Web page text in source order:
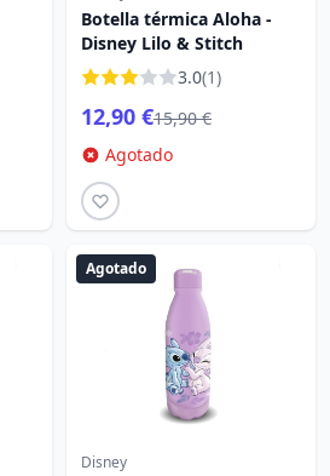
Botella térmica Aloha -
Disney Lilo & Stitch
3.0(1)
12,90 €15,90 €
Agotado
Agotado
Disney